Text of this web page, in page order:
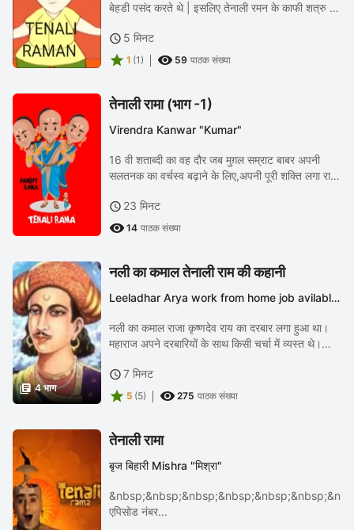
बेहडी पसंद करते थे | इसलिए तेनाली रमन के काफी शत्रु हो
रमन ने राजगुरु का अपमान कर दिया...
 5 मिनट
 1 (1)  59 पाठक संख्या
तेनाली रामा (भाग -1)
Virendra Kanwar "Kumar"
16 वी शताब्दी का वह दौर जब मुग़ल सम्राट बाबर अपनी
सलतनक का वर्चस्व बढ़ाने के लिए,अपनी पूरी शक्ति लगा राहा
में सफल भी हो गया था ,पर फिर भी निचेले...
 23 मिनट
 14 पाठक संख्या
 4 भाग
नली का कमाल तेनाली राम की कहानी
Leeladhar Arya work from home job avilable
नली का कमाल राजा कृष्णदेव राय का दरबार लगा हुआ था।
महाराज अपने दरबारियों के साथ किसी चर्चा में व्यस्त थे।
कृष्णदेव के दरबार में दरबारियों से...
7 मिनट
 5 (5)  275 पाठक संख्या
तेनाली रामा
बृज बिहारी Mishra "मिश्रा"
एपिसोड नंबर...